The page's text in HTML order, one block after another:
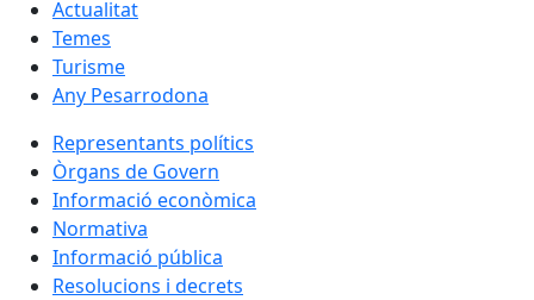
Actualitat
Temes
Turisme
Any Pesarrodona
Representants polítics
Òrgans de Govern
Informació econòmica
Normativa
Informació pública
Resolucions i decrets